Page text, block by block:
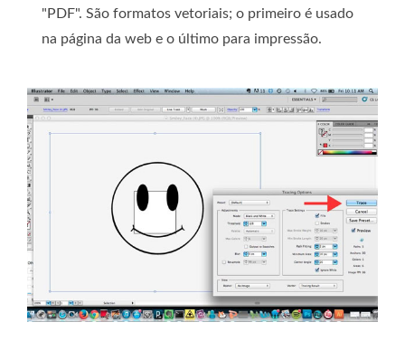
"PDF". São formatos vetoriais; o primeiro é usado
na página da web e o último para impressão.